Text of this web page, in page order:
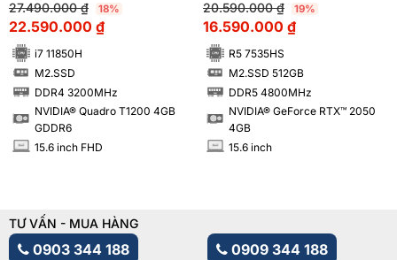
99%
27.490.000₫ 18%
22.590.000 ₫
i7 11850H
SSD M2.SSD
DDR4 3200MHz
NVIDIA® Quadro T1200 4GB
GDDR6
INCH 15.6 inch FHD
RTX™ 2050 4GB
20.590.000₫ 19%
16.590.000 ₫
R5 7535HS
SSD M2.SSD 512GB
DDR5 4800MHz
NVIDIA® GeForce RTX™ 2050
4GB
INCH 15.6 inch
TƯ VẤN - MUA HÀNG
0903 344 188 0909 344 188